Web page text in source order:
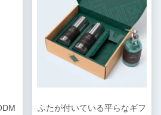
ふたが付いている平らなギフ